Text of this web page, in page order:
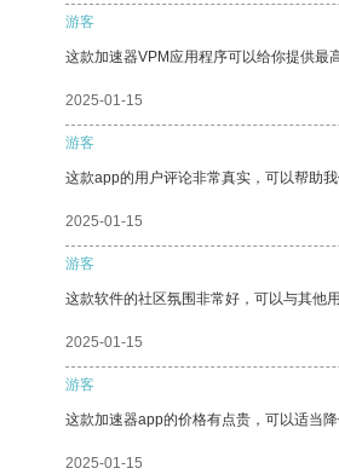
游客
这款加速器VPM应用程序可以给你提供最
2025-01-15
游客
这款app的用户评论非常真实，可以帮助我
2025-01-15
游客
这款软件的社区氛围非常好，可以与其他
2025-01-15
游客
这款加速器app的价格有点贵，可以适当降
2025-01-15